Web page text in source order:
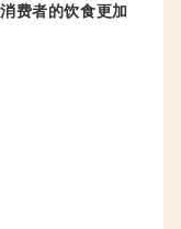
费者的饮食更加